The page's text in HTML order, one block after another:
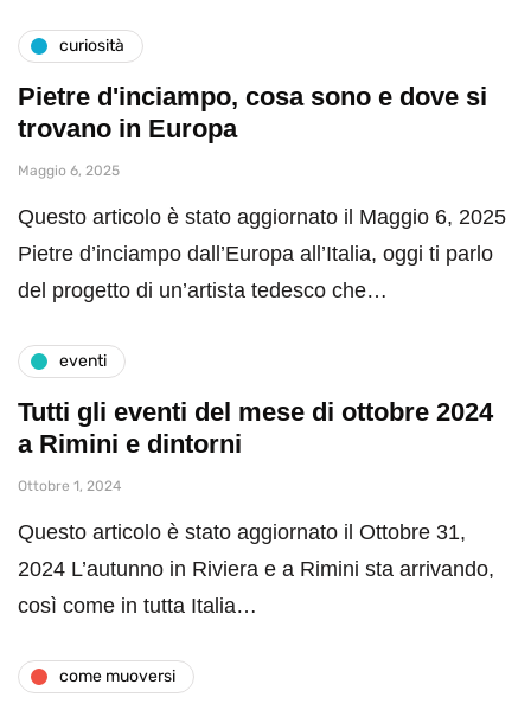
curiosità
Pietre d'inciampo, cosa sono e dove si
trovano in Europa
Maggio 6, 2025
Questo articolo è stato aggiornato il Maggio 6, 2025
Pietre d’inciampo dall’Europa all’Italia, oggi ti parlo
del progetto di un’artista tedesco che…
eventi
Tutti gli eventi del mese di ottobre 2024
a Rimini e dintorni
Ottobre 1, 2024
Questo articolo è stato aggiornato il Ottobre 31,
2024 L’autunno in Riviera e a Rimini sta arrivando,
così come in tutta Italia…
come muoversi